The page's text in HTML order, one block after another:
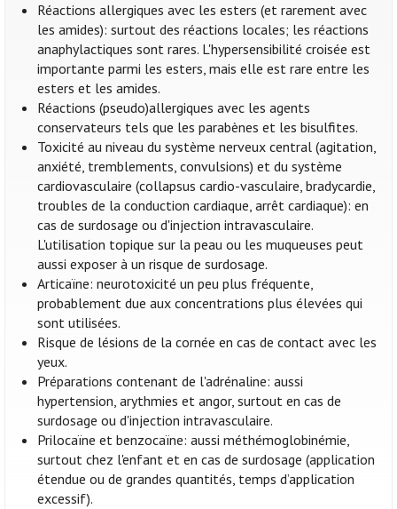
Réactions allergiques avec les esters (et rarement avec
les amides): surtout des réactions locales; les réactions
anaphylactiques sont rares. L'hypersensibilité croisée est
importante parmi les esters, mais elle est rare entre les
esters et les amides.
Réactions (pseudo)allergiques avec les agents
conservateurs tels que les parabènes et les bisulfites.
Toxicité au niveau du système nerveux central (agitation,
anxiété, tremblements, convulsions) et du système
cardiovasculaire (collapsus cardio-vasculaire, bradycardie,
troubles de la conduction cardiaque, arrêt cardiaque): en
cas de surdosage ou d'injection intravasculaire.
L'utilisation topique sur la peau ou les muqueuses peut
aussi exposer à un risque de surdosage.
Articaïne: neurotoxicité un peu plus fréquente,
probablement due aux concentrations plus élevées qui
sont utilisées.
Risque de lésions de la cornée en cas de contact avec les
yeux.
Préparations contenant de l'adrénaline: aussi
hypertension, arythmies et angor, surtout en cas de
surdosage ou d'injection intravasculaire.
Prilocaïne et benzocaïne: aussi méthémoglobinémie,
surtout chez l'enfant et en cas de surdosage (application
étendue ou de grandes quantités, temps d’application
excessif).